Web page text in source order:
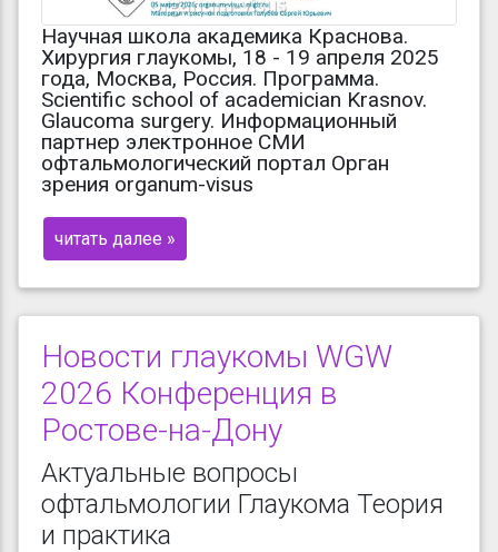
Научная школа академика Краснова.
Хирургия глаукомы, 18 - 19 апреля 2025
года, Москва, Россия. Программа.
Scientific school of academician Krasnov.
Glaucoma surgery. Информационный
партнер электронное СМИ
офтальмологический портал Орган
зрения organum-visus
читать далее »
Новости глаукомы WGW
2026 Конференция в
Ростове-на-Дону
Актуальные вопросы
офтальмологии Глаукома Теория
и практика